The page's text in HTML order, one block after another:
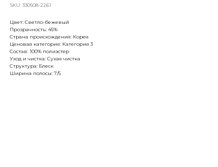
SKU: 330508-2261
Цвет: Светло-бежевый
Прозрачность: 45%
Страна происхождения: Корея
Ценовая категория: Категория 3
Состав: 100% полиэстер
Уход и чистка: Сухая чистка
Структура: Блеск
Ширина полосы: 7/5